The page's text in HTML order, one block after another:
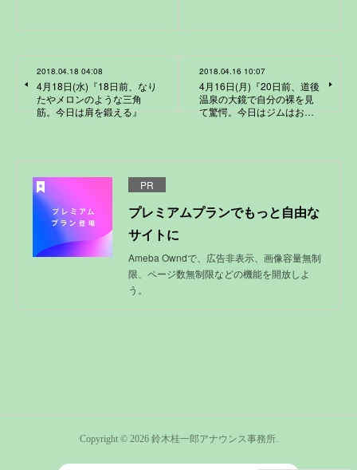
2018.04.18 04:08
4月18日(水)『18日前、なり
たやメロンのような三角
筋。今日は肩を鍛える』
2018.04.16 10:07
4月16日(月)『20日前、道後
温泉の大鏡で自分の裸を見
て驚愕。今日はジムはお…
PR
プレミアムプランでもっと自由な
サイトに
Ameba Owndで、広告非表示、画像容量無制
限、ページ数無制限などの機能を開放しよ
う。
Copyright © 2026 鈴木桂一郎アナウンス事務所.